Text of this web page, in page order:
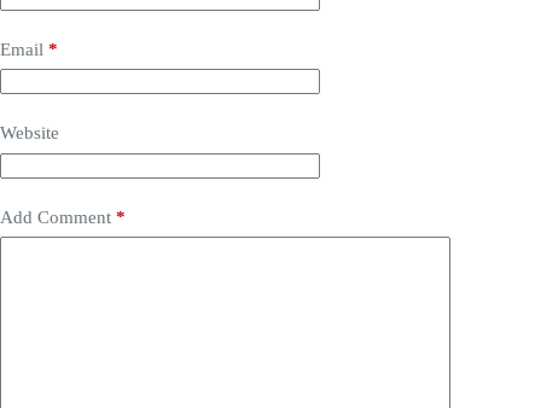
Email *
Website
Add Comment *